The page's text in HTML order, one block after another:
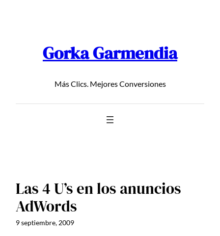
Gorka Garmendia
Más Clics. Mejores Conversiones
Las 4 U’s en los anuncios
AdWords
9 septiembre, 2009